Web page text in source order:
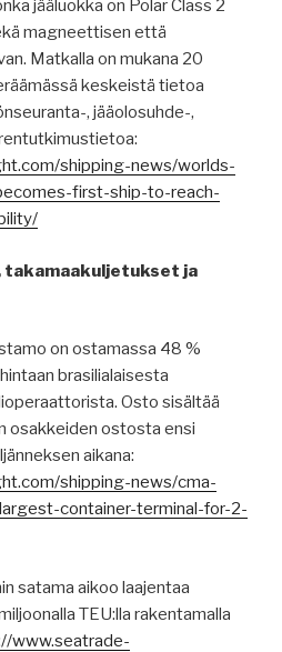
jääluokka on Polar Class 2
magneettisen että
Matkalla on mukana 20
keskeistä tietoa
, jääolosuhde-,
shipping-news/worlds-
first-ship-to-reach-
ja
on ostamassa 48 %
brasilialaisesta
Osto sisältää
osakkeiden ostosta ensi
aikana:
shipping-news/cma-
container-terminal-for-2-
satama aikoo laajentaa
TEU:lla rakentamalla
www.seatrade-